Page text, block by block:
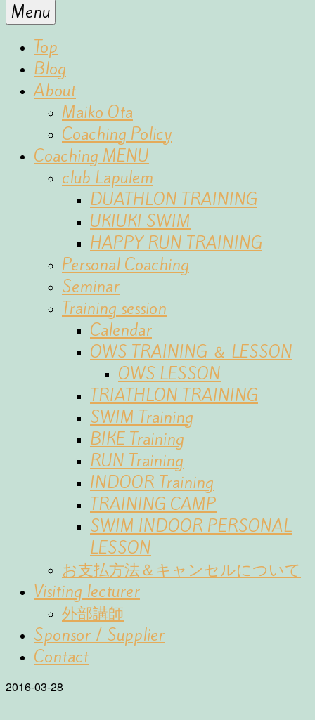
for
the
sports
Menu
Top
Blog
About
Maiko Ota
Coaching Policy
Coaching MENU
club Lapulem
DUATHLON TRAINING
UKIUKI SWIM
HAPPY RUN TRAINING
Personal Coaching
Seminar
Training session
Calendar
OWS TRAINING ＆ LESSON
OWS LESSON
TRIATHLON TRAINING
SWIM Training
BIKE Training
RUN Training
INDOOR Training
TRAINING CAMP
SWIM INDOOR PERSONAL
LESSON
お支払方法＆キャンセルについて
Visiting lecturer
外部講師
Sponsor / Supplier
Contact
2016-03-28